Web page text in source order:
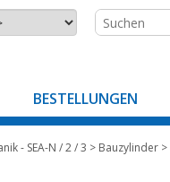
BESTELLUNGEN
- SEA-N / 2 / 3 > Bauzylinder >